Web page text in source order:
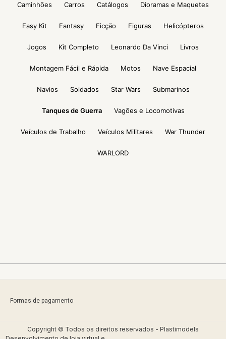
Caminhões Carros Catálogos Dioramas e Maquetes
Easy Kit Fantasy Ficção Figuras Helicópteros
Jogos Kit Completo Leonardo Da Vinci Livros
Montagem Fácil e Rápida Motos Nave Espacial
Navios Soldados Star Wars Submarinos
Tanques de Guerra Vagões e Locomotivas
Veículos de Trabalho Veículos Militares War Thunder
WARLORD
Formas de pagamento
Copyright © Todos os direitos reservados - Plastimodels